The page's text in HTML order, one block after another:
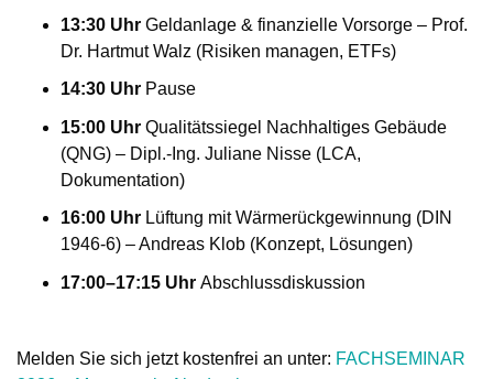
13:30 Uhr Geldanlage & finanzielle Vorsorge – Prof.
Dr. Hartmut Walz (Risiken managen, ETFs)
14:30 Uhr Pause
15:00 Uhr Qualitätssiegel Nachhaltiges Gebäude
(QNG) – Dipl.-Ing. Juliane Nisse (LCA,
Dokumentation)
16:00 Uhr Lüftung mit Wärmerückgewinnung (DIN
1946-6) – Andreas Klob (Konzept, Lösungen)
17:00–17:15 Uhr Abschlussdiskussion
Melden Sie sich jetzt kostenfrei an unter: FACHSEMINAR